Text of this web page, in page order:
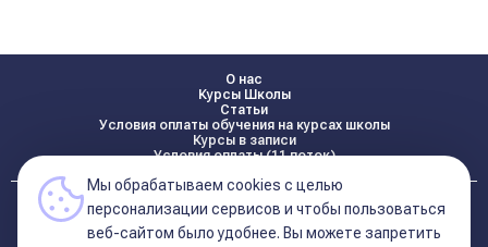
О нас
Курсы Школы
Статьи
Условия оплаты обучения на курсах школы
Курсы в записи
Условия оплаты (11 поток)
Реквизиты
Контакты
Мы обрабатываем cookies с целью
персонализации сервисов и чтобы пользоваться
веб-сайтом было удобнее. Вы можете запретить